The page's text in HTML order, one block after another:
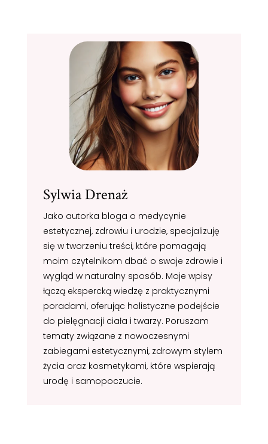
Sylwia Drenaż
Jako autorka bloga o medycynie
estetycznej, zdrowiu i urodzie, specjalizuję
się w tworzeniu treści, które pomagają
moim czytelnikom dbać o swoje zdrowie i
wygląd w naturalny sposób. Moje wpisy
łączą ekspercką wiedzę z praktycznymi
poradami, oferując holistyczne podejście
do pielęgnacji ciała i twarzy. Poruszam
tematy związane z nowoczesnymi
zabiegami estetycznymi, zdrowym stylem
życia oraz kosmetykami, które wspierają
urodę i samopoczucie.